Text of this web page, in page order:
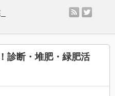
rss
診断・堆肥・緑肥活